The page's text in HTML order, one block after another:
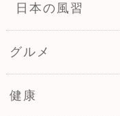
日本の風習
グルメ
健康